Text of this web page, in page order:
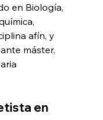
en Biología,
afín, y
máster,
en